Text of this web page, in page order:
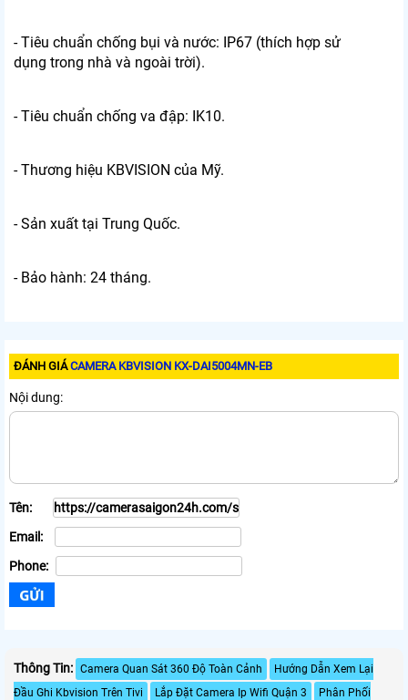
- Tiêu chuẩn chống bụi và nước: IP67 (thích hợp sử
dụng trong nhà và ngoài trời).
- Tiêu chuẩn chống va đập: IK10.
- Thương hiệu KBVISION của Mỹ.
- Sản xuất tại Trung Quốc.
- Bảo hành: 24 tháng.
ĐÁNH GIÁCAMERA KBVISION KX-DAI5004MN-EB
Nội dung:
Tên:
Email:
Phone:
Thông Tin: Camera Quan Sát 360 Độ Toàn Cảnh
Hướng Dẫn Xem Lại
Đầu Ghi Kbvision Trên Tivi
Lắp Đặt Camera Ip Wifi Quận 3
Phân Phối